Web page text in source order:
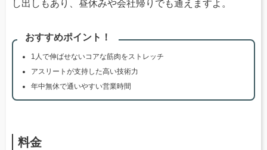
し出しもあり、昼休みや会社帰りでも通えますよ。
おすすめポイント！
1人で伸ばせないコアな筋肉をストレッチ
アスリートが支持した高い技術力
年中無休で通いやすい営業時間
料金